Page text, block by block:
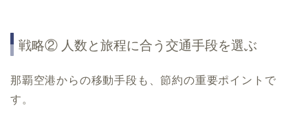
戦略② 人数と旅程に合う交通手段を選ぶ
那覇空港からの移動手段も、節約の重要ポイントで
す。